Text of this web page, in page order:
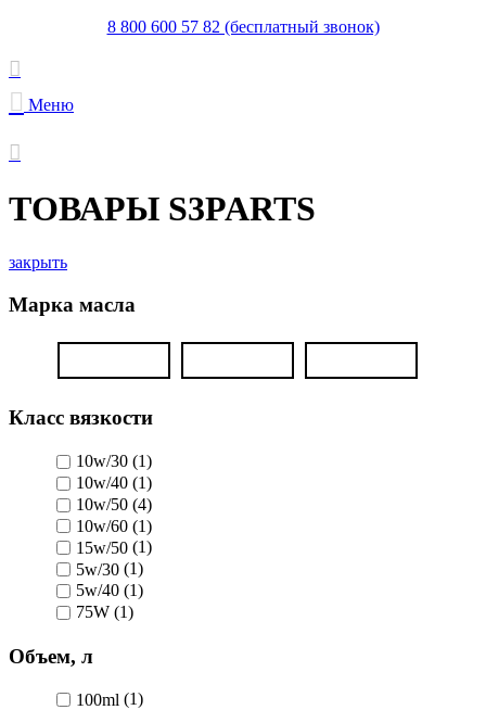
8 800 600 57 82 (бесплатный звонок)
Меню
ТОВАРЫ S3PARTS
закрыть
Марка масла
Класс вязкости
10w/30 (1)
10w/40 (1)
10w/50 (4)
10w/60 (1)
15w/50 (1)
5w/30 (1)
5w/40 (1)
75W (1)
Объем, л
100ml (1)